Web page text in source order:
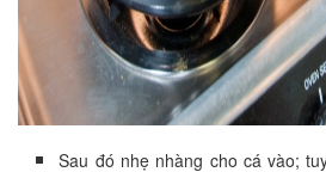
Sau đó nhẹ nhàng cho cá vào;